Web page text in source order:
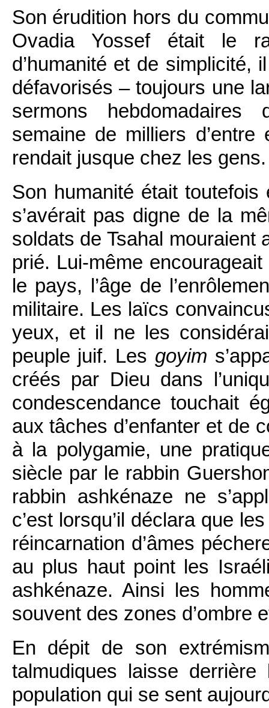
Son érudition hors du
Ovadia Yossef était le
d’humanité et de simplicité,
défavorisés – toujours une
sermons
semaine de milliers
rendait jusque chez les gens.
Son humanité était
s’avérait pas digne de la
soldats de Tsahal mouraient
prié. Lui-même
le pays, l’âge de
militaire. Les laïcs
yeux, et il ne les
peuple juif. Les goyim
créés par Dieu dans
condescendance touchait
aux tâches d’enfanter et de
à la polygamie, une
siècle par le rabbin
rabbin ashkénaze ne
c’est lorsqu’il déclara que
réincarnation d’âmes
au plus haut point les
ashkénaze. Ainsi les
souvent des zones d’ombre
En dépit de son
talmudiques laisse
population qui se sent